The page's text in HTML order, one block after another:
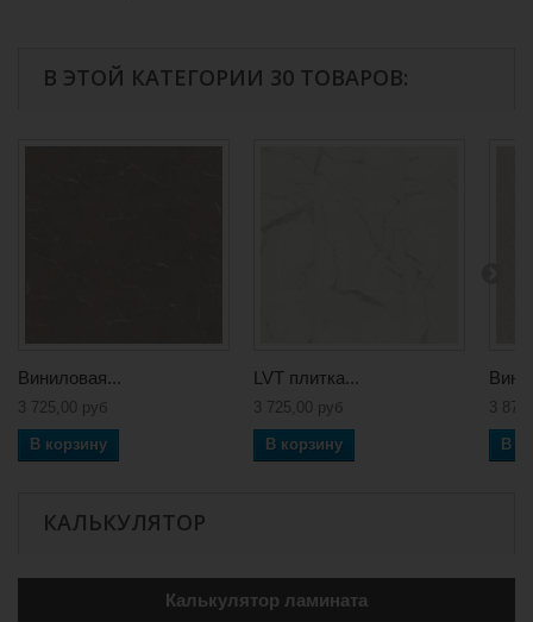
В ЭТОЙ КАТЕГОРИИ 30 ТОВАРОВ:
Виниловая...
3 725,00 руб
В корзину
LVT плитка...
3 725,00 руб
В корзину
3
В
КАЛЬКУЛЯТОР
Калькулятор ламината